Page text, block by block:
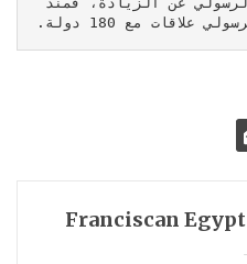
Franciscan Egypt